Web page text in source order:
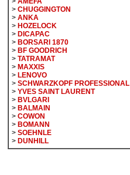
> CHUGGINGTON
> ANKA
> HOZELOCK
> DICAPAC
> BORSARI 1870
> BF GOODRICH
> TATRAMAT
> MAXXIS
> LENOVO
> SCHWARZKOPF PROFESSIONAL
> YVES SAINT LAURENT
> BVLGARI
> BALMAIN
> COWON
> BOMANN
> SOEHNLE
> DUNHILL